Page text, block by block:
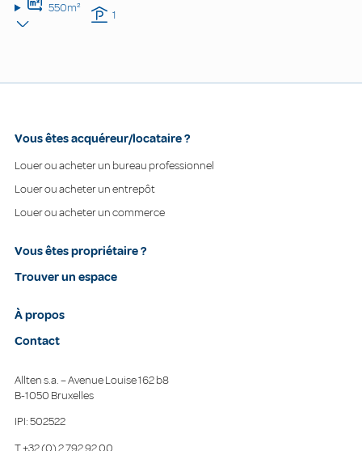
550m² 1
Vous êtes acquéreur/locataire ?
Louer ou acheter un bureau professionnel
Louer ou acheter un entrepôt
Louer ou acheter un commerce
Vous êtes propriétaire ?
Trouver un espace
À propos
Contact
Allten s.a. – Avenue Louise 162 b8
B-1050 Bruxelles
IPI: 502522
T+32 (0) 2 792 92 00